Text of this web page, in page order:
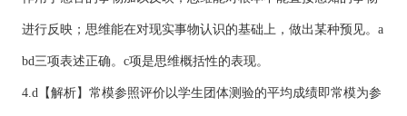
进行反映；思维能在对现实事物认识的基础上，做出某种预见。a
bd三项表述正确。c项是思维概括性的表现。
4.d【解析】常模参照评价以学生团体测验的平均成绩即常模为参